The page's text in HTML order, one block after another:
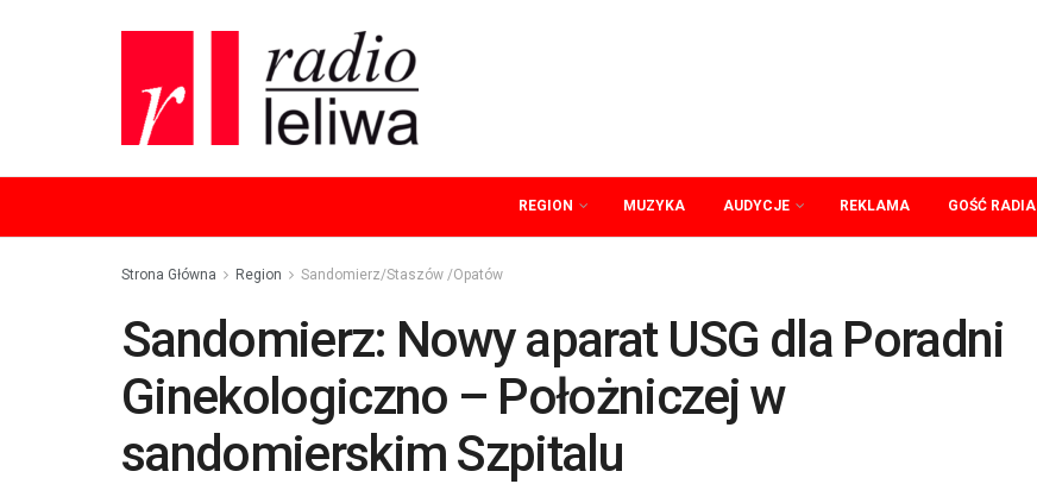
REGION MUZYKA AUDYCJE REKLAMA GOŚĆ RADIA
Strona Główna Region Sandomierz/Staszów /Opatów
Sandomierz: Nowy aparat USG dla Poradni
Ginekologiczno – Położniczej w
sandomierskim Szpitalu